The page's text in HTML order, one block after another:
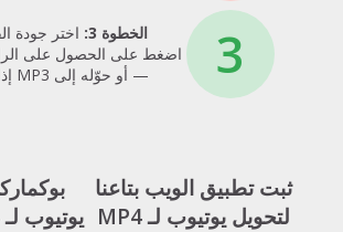
3 الخطوة 3:
اختر جودة
اضغط على الحصول على
— أو حوّله إلى MP3 إذا أردت الصوت فقط.
ثبت تطبيق الويب بتاعنا
لتحويل يوتيوب لـ MP4
يوتيوب لـ MP4 السريع